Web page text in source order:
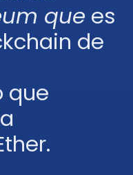
que es
de
que